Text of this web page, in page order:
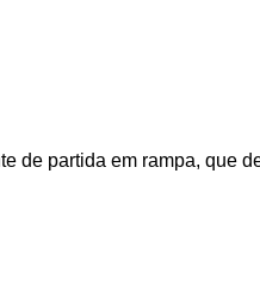
de partida em rampa, que